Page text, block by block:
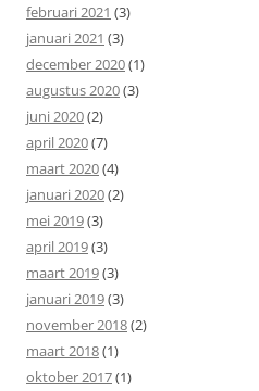
februari 2021 (3)
januari 2021 (3)
december 2020(1)
augustus 2020(3)
juni 2020(2)
april 2020(7)
maart 2020(4)
januari 2020(2)
mei 2019(3)
april 2019(3)
maart 2019(3)
januari 2019(3)
november 2018(2)
maart 2018(1)
oktober 2017(1)